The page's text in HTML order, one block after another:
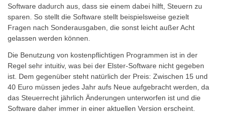
Software dadurch aus, dass sie einem dabei hilft, Steuern zu
sparen. So stellt die Software stellt beispielsweise gezielt
Fragen nach Sonderausgaben, die sonst leicht außer Acht
gelassen werden können.
Die Benutzung von kostenpflichtigen Programmen ist in der
Regel sehr intuitiv, was bei der Elster-Software nicht gegeben
ist. Dem gegenüber steht natürlich der Preis: Zwischen 15 und
40 Euro müssen jedes Jahr aufs Neue aufgebracht werden, da
das Steuerrecht jährlich Änderungen unterworfen ist und die
Software daher immer in einer aktuellen Version erscheint.